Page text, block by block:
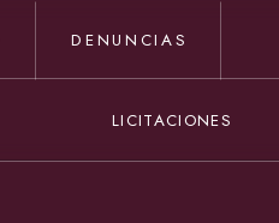
DENUNCIAS
LICITACIONES